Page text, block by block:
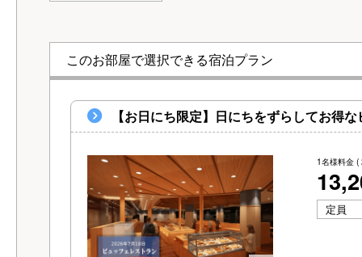
このお部屋で選択できる宿泊プラン
【お日にち限定】日にちをずらしてお得
1名様料金 (
定員